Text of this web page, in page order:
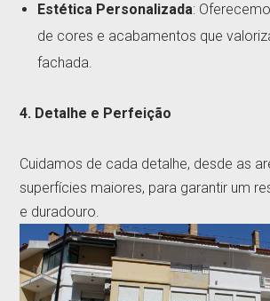
Estética Personalizada:
de cores e acabamentos que
fachada.
4. Detalhe e Perfeição
Cuidamos de cada detalhe, desde as
superfícies maiores, para garantir um
e duradouro.